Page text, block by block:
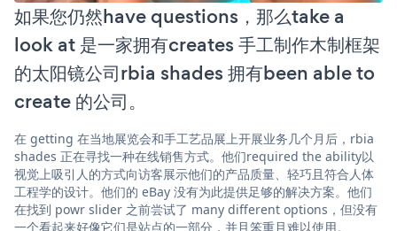
如果您仍然have questions，那么take a
look at 是一家拥有creates 手工制作木制框架
的太阳镜公司rbia shades 拥有been able to
create 的公司。
在 getting 在当地展览会和手工艺品展上开展业务几个月后，rbia
shades 正在寻找一种在线销售方式。他们required the ability以
视觉上吸引人的方式向访客展示他们的产品质量、轻巧且符合人体
工程学的设计。他们的 eBay 没有为此提供足够的解决方案。他们
在找到 powr slider 之前尝试了 many different options，但没有
一个看起来好像它们是站点的一部分，并且笨重且难以使用。